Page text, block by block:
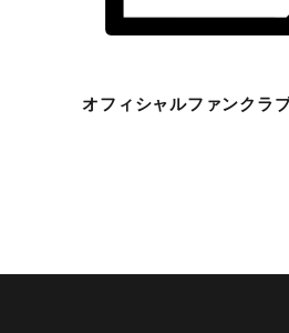
オフィシャルファンクラ